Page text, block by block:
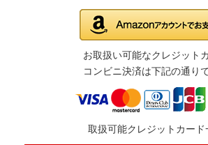
お取扱い可能なクレジット
コンビニ決済は下記の通りで
取扱可能クレジットカード